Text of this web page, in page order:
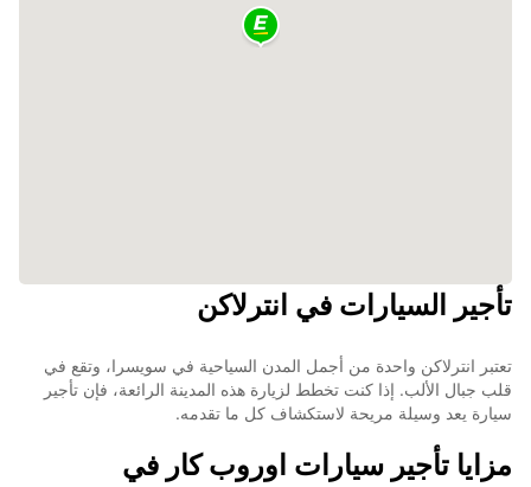
تأجير السيارات في انترلاكن
تعتبر انترلاكن واحدة من أجمل المدن السياحية في سويسرا، وتقع في
قلب جبال الألب. إذا كنت تخطط لزيارة هذه المدينة الرائعة، فإن تأجير
سيارة يعد وسيلة مريحة لاستكشاف كل ما تقدمه.
مزايا تأجير سيارات اوروب كار في